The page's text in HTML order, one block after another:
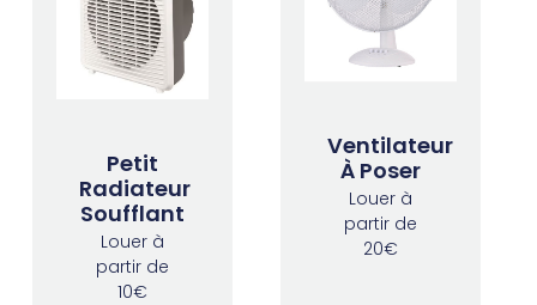
Petit
Radiateur
Soufflant
Louer à
partir de
10€
Ventilateur
À Poser
Louer à
partir de
20€